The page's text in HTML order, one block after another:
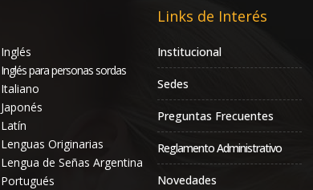
Inglés
Inglés para personas sordas
Italiano
Japonés
Latín
Lenguas Originarias
Lengua de Señas Argentina
Portugués
Links de Interés
Institucional
Sedes
Preguntas Frecuentes
Reglamento Administrativo
Novedades